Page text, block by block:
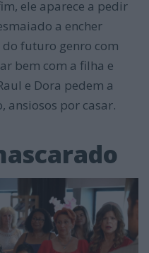
ele aparece a pedir
a encher
do futuro genro com
bem com a filha e
e Dora pedem a
ansiosos por casar.